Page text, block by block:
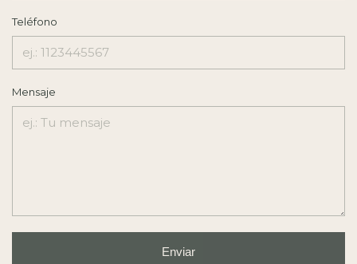
Teléfono
Mensaje
Enviar